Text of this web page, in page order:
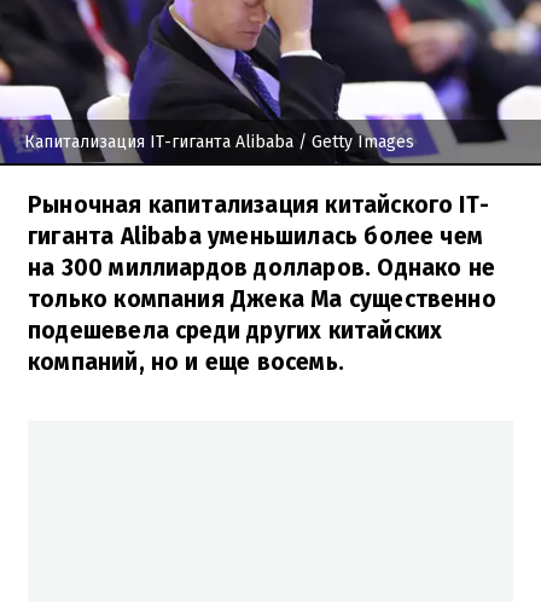
Капитализация IT-гиганта Alibaba / Getty Images
Рыночная капитализация китайского IT-
гиганта Alibaba уменьшилась более чем
на 300 миллиардов долларов. Однако не
только компания Джека Ма существенно
подешевела среди других китайских
компаний, но и еще восемь.